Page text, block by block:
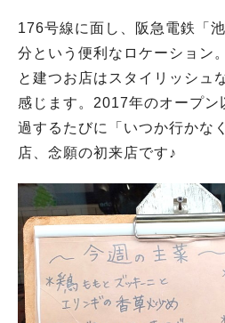
176号線に面し、阪急電鉄「
分という便利なロケーション
と建つお店はスタイリッシュ
感じます。2017年のオープン
過するたびに「いつか行かな
店、念願の初来店です♪